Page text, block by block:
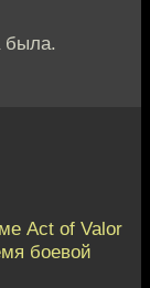
была.
Act of Valor
боевой